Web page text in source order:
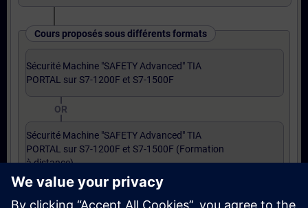
Cours proposés sous différents formats
Sécurité Machine "SAFETY Advanced" TIA
PORTAL sur S7-1200F et S7-1500F
OR
Sécurité Machine "SAFETY Advanced" TIA
PORTAL sur S7-1200F et S7-1500F (Formation
à distance)